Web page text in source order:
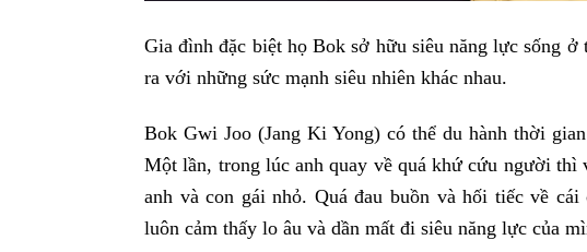
Gia đình đặc biệt họ Bok sở hữu siêu năng lực sống
ra với những sức mạnh siêu nhiên khác nhau.
Bok Gwi Joo (Jang Ki Yong) có thể du hành thời
Một lần, trong lúc anh quay về quá khứ cứu người thì
anh và con gái nhỏ. Quá đau buồn và hối tiếc về
luôn cảm thấy lo âu và dần mất đi siêu năng lực của